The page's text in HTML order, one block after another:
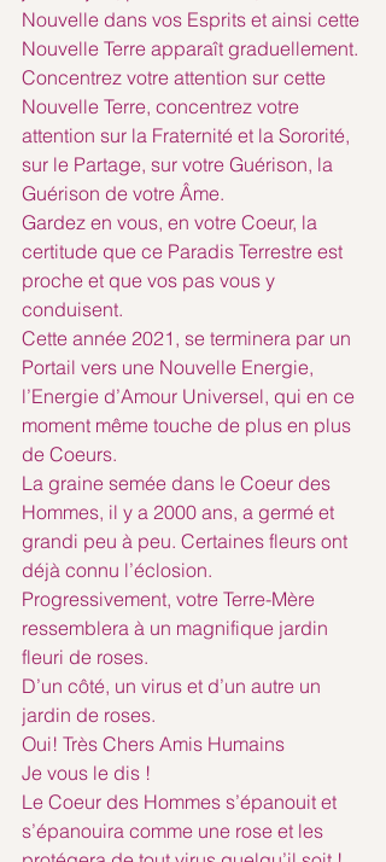
Nouvelle dans vos Esprits et ainsi cette
Nouvelle Terre apparaît graduellement.
Concentrez votre attention sur cette
Nouvelle Terre, concentrez votre
attention sur la Fraternité et la Sororité,
sur le Partage, sur votre Guérison, la
Guérison de votre Âme.
Gardez en vous, en votre Coeur, la
certitude que ce Paradis Terrestre est
proche et que vos pas vous y
conduisent.
Cette année 2021, se terminera par un
Portail vers une Nouvelle Energie,
l’Energie d’Amour Universel, qui en ce
moment même touche de plus en plus
de Coeurs.
La graine semée dans le Coeur des
Hommes, il y a 2000 ans, a germé et
grandi peu à peu. Certaines fleurs ont
déjà connu l’éclosion.
Progressivement, votre Terre-Mère
ressemblera à un magnifique jardin
fleuri de roses.
D’un côté, un virus et d’un autre un
jardin de roses.
Oui! Très Chers Amis Humains
Je vous le dis !
Le Coeur des Hommes s’épanouit et
s’épanouira comme une rose et les